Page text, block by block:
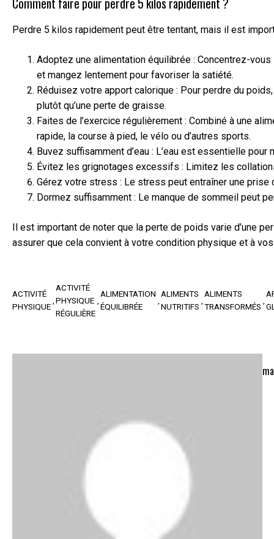
Perdre 5 kilos rapidement peut être tentant, mais il est
Adoptez une alimentation équilibrée : Concentrez-
et mangez lentement pour favoriser la satiété.
Réduisez votre apport calorique : Pour perdre du
plutôt qu’une perte de graisse.
Faites de l’exercice régulièrement : Combiné à une
rapide, la course à pied, le vélo ou d’autres sports.
Buvez suffisamment d’eau : L’eau est essentielle
Évitez les grignotages excessifs : Limitez les
Gérez votre stress : Le stress peut entraîner une
Dormez suffisamment : Le manque de sommeil peut
Il est important de noter que la perte de poids varie d’une
assurer que cela convient à votre condition physique et à
ACTIVITÉ
PHYSIQUE
ACTIVITÉ
PHYSIQUE
RÉGULIÈRE
ALIMENTATION
ÉQUILIBRÉE
ALIMENTS
NUTRITIFS
ALIMENTS
TRANSFORMÉS